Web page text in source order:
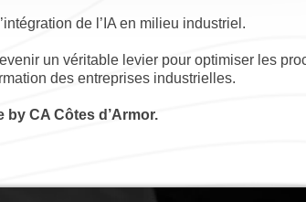
de l’IA en milieu industriel.
un véritable levier pour optimiser les
des entreprises industrielles.
by CA Côtes d’Armor.